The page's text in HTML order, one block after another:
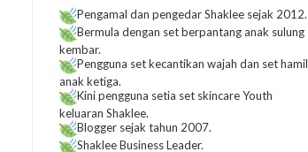
Pengamal dan pengedar Shaklee sejak 2012.
Bermula dengan set berpantang anak sulung
kembar.
Pengguna set kecantikan wajah dan set hamil
anak ketiga.
Kini pengguna setia set skincare Youth
keluaran Shaklee.
Blogger sejak tahun 2007.
Shaklee Business Leader.